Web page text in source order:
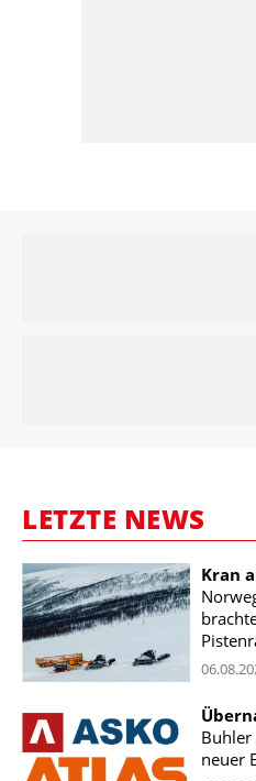
LETZTE NEWS
Kran
Buhler
neuer